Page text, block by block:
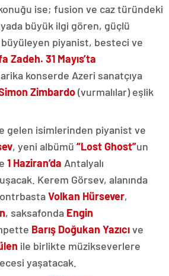
ise; fusion ve caz türündeki
büyük ilgi gören, güçlü
piyanist, besteci ve
Zadeh. 31 Mayıs’ta
konserde Azeri sanatçıya
Zimbardo(vurmalılar) eşlik
gelen isimlerinden piyanist ve
, yeni albümü “Lost Ghost”un
1 Haziran’da Antalyalı
Kerem Görsev, alanında
Volkan Hürsever,
, saksafonda Engin
Barış Doğukan Yazıcıve
ile birlikte müzikseverlere
yaşatacak.